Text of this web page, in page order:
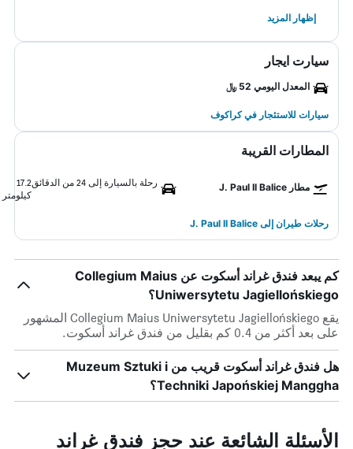
إظهار المزيد
سيارت ايجار
المعدل اليومي 52 ﷼
سيارات للاستئجار في كراكوف
المطارات القريبة
مطار J. Paul II Balice رحلة بالسيارة إلى 24 من الدقائق
17.2
كيلومتر
رحلات طيران إلى J. Paul II Balice
كم يبعد فندق غراند أسكوت عن Collegium Maius
Uniwersytetu Jagiellońskiego؟
يقع Collegium Maius Uniwersytetu Jagiellońskiego المشهور
على بعد أكثر من 0.4 كم بقليل من فندق غراند أسكوت.
هل فندق غراند أسكوت قريب من Muzeum Sztuki i
Techniki Japońskiej Manggha؟
الأسئلة الشائعة عند حجز فندق غراند